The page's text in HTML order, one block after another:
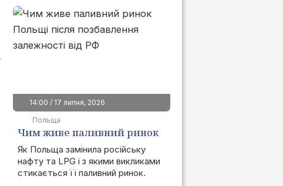
14:00 / 17 липня, 2026
Польща
Чим живе паливний ринок
Польщі після позбавлення
залежності від РФ
Як Польща замінила російську
нафту та LPG і з якими викликами
стикається її паливний ринок.